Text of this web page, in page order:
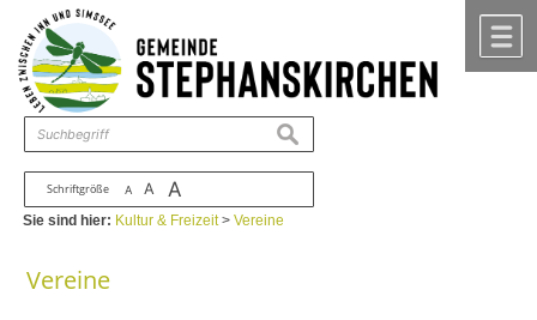
Zum Inhalt ,zur Navigation
Schriftgröße A A A
suchen
Sie sind hier: Kultur & Freizeit>Vereine
Vereine